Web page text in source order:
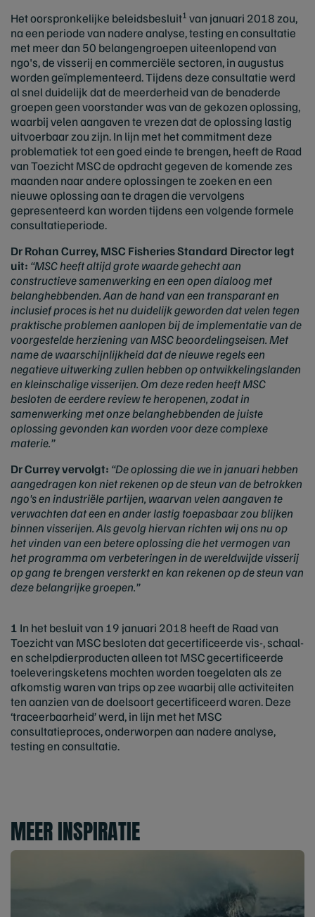
Het oorspronkelijke beleidsbesluit1 van januari 2018 zou,
na een periode van nadere analyse, testing en consultatie
met meer dan 50 belangengroepen uiteenlopend van
ngo's, de visserij en commerciële sectoren, in augustus
worden geïmplementeerd. Tijdens deze consultatie werd
al snel duidelijk dat de meerderheid van de benaderde
groepen geen voorstander was van de gekozen oplossing,
waarbij velen aangaven te vrezen dat de oplossing lastig
uitvoerbaar zou zijn. In lijn met het commitment deze
problematiek tot een goed einde te brengen, heeft de Raad
van Toezicht MSC de opdracht gegeven de komende zes
maanden naar andere oplossingen te zoeken en een
nieuwe oplossing aan te dragen die vervolgens
gepresenteerd kan worden tijdens een volgende formele
consultatieperiode.
Dr Rohan Currey, MSC Fisheries Standard Director legt
uit: “MSC heeft altijd grote waarde gehecht aan
constructieve samenwerking en een open dialoog met
belanghebbenden. Aan de hand van een transparant en
inclusief proces is het nu duidelijk geworden dat velen tegen
praktische problemen aanlopen bij de implementatie van de
voorgestelde herziening van MSC beoordelingseisen. Met
name de waarschijnlijkheid dat de nieuwe regels een
negatieve uitwerking zullen hebben op ontwikkelingslanden
en kleinschalige visserijen. Om deze reden heeft MSC
besloten de eerdere review te heropenen, zodat in
samenwerking met onze belanghebbenden de juiste
oplossing gevonden kan worden voor deze complexe
materie.”
Dr Currey vervolgt: “De oplossing die we in januari hebben
aangedragen kon niet rekenen op de steun van de betrokken
ngo's en industriële partijen, waarvan velen aangaven te
verwachten dat een en ander lastig toepasbaar zou blijken
binnen visserijen. Als gevolg hiervan richten wij ons nu op
het vinden van een betere oplossing die het vermogen van
het programma om verbeteringen in de wereldwijde visserij
op gang te brengen versterkt en kan rekenen op de steun van
deze belangrijke groepen.”
1 In het besluit van 19 januari 2018 heeft de Raad van
Toezicht van MSC besloten dat gecertificeerde vis-, schaal-
en schelpdierproducten alleen tot MSC gecertificeerde
toeleveringsketens mochten worden toegelaten als ze
afkomstig waren van trips op zee waarbij alle activiteiten
ten aanzien van de doelsoort gecertificeerd waren. Deze
‘traceerbaarheid’ werd, in lijn met het MSC
consultatieproces, onderworpen aan nadere analyse,
testing en consultatie.
MEER INSPIRATIE